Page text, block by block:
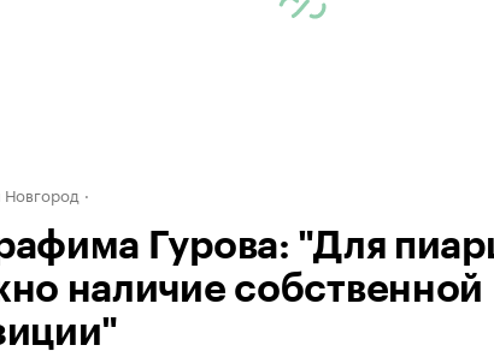
Гурова: "Для
наличие собственной